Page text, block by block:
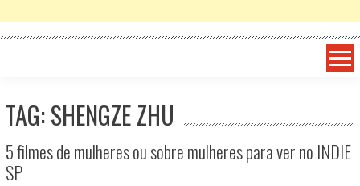
TAG: SHENGZE ZHU
5 filmes de mulheres ou sobre mulheres para ver no INDIE
SP